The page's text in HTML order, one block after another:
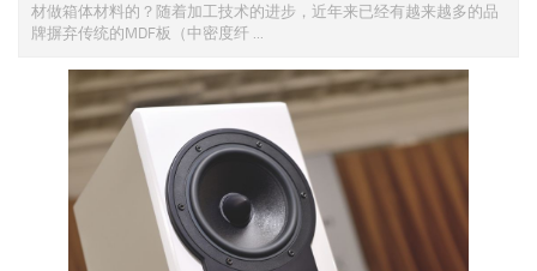
材做箱体材料的？随着加工技术的进步，近年来已经有越来越多的品
牌摒弃传统的MDF板（中密度纤 ...